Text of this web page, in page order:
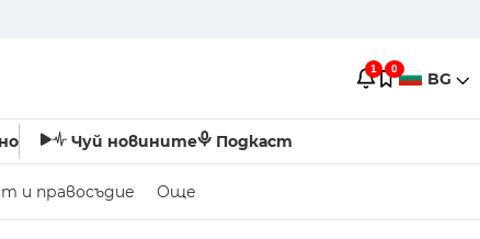
1 0 BG
Чуй новините Подкаст
и правосъдие Още